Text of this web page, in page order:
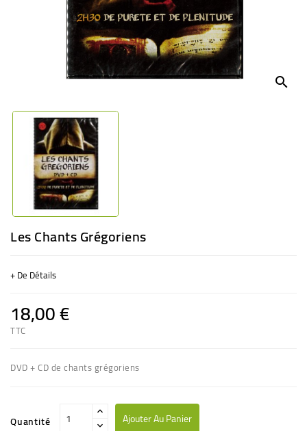
search
Les Chants Grégoriens
+ De Détails
18,00 €
TTC
DVD + CD de chants grégoriens
Quantité Ajouter Au Panier